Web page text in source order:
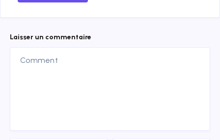
Laisser un commentaire